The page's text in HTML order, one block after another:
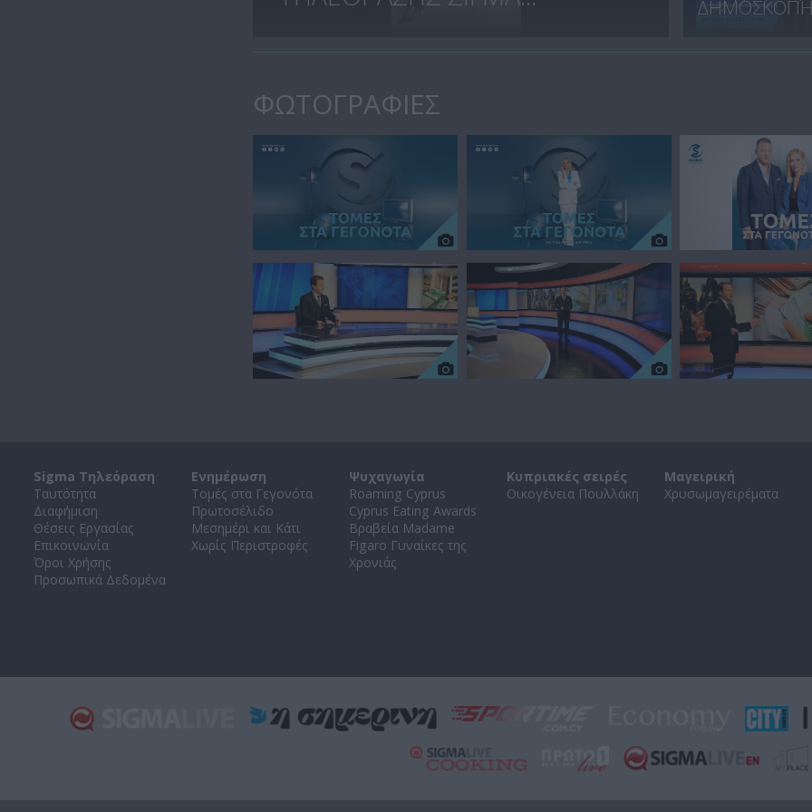
ΦΩΤΟΓΡΑΦΙΕΣ
Sigma Τηλεόραση
Ταυτότητα
Διαφήμιση
Θέσεις Εργασίας
Επικοινωνία
Όροι Χρήσης
Προσωπικά Δεδομένα
Ενημέρωση
Τομές στα Γεγονότα
Πρωτοσέλιδο
Μεσημέρι και Κάτι
Χωρίς Περιστροφές
Ψυχαγωγία
Roaming Cyprus
Cyprus Eating Awards
Βραβεία Madame
Figaro Γυναίκες της
Χρονιάς
Κυπριακές σειρές
Οικογένεια Πουλλάκη
Μαγειρική
Χρυσωμαγειρέματα